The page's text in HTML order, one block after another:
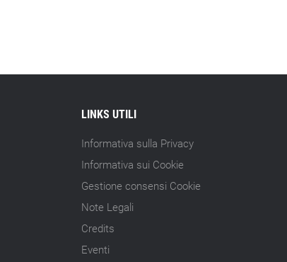
LINKS UTILI
Informativa sulla Privacy
Informativa sui Cookie
Gestione consensi Cookie
Note Legali
Credits
Eventi